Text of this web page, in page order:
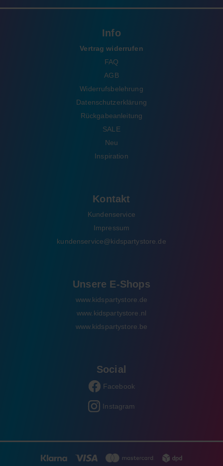
Info
Vertrag widerrufen
FAQ
AGB
Widerrufsbelehrung
Datenschutzerklärung
Rückgabeanleitung
SALE
Neu
Inspiration
Kontakt
Kundenservice
Impressum
kundenservice@kidspartystore.de
Unsere E-Shops
www.kidspartystore.de
www.kidspartystore.nl
www.kidspartystore.be
Social
Facebook
Instagram